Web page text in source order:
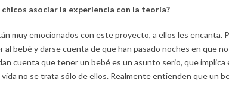
asociar la experiencia con la teoría?
muy emocionados con este proyecto, a ellos les encanta.
al bebé y darse cuenta de que han pasado noches en que
cuenta que tener un bebé es un asunto serio, que
vida no se trata sólo de ellos. Realmente entienden que un